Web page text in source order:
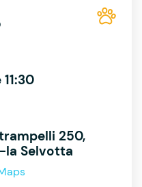
250,
la Selvotta